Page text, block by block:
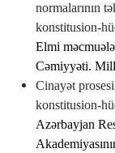
normalarının
konstitusion-
Еlmi
Cəmiyyəti.
Cinayət
konstitusion-
Аzərbayjan
А